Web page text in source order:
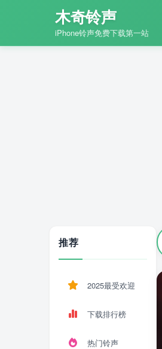
木奇铃声
iPhone铃声免费下载第一站
推荐
2025最受欢迎
下载排行榜
热门铃声